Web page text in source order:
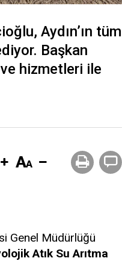
Aydın’ın tüm
Başkan
ve hizmetleri ile
Genel Müdürlüğü
Atık Su Arıtma